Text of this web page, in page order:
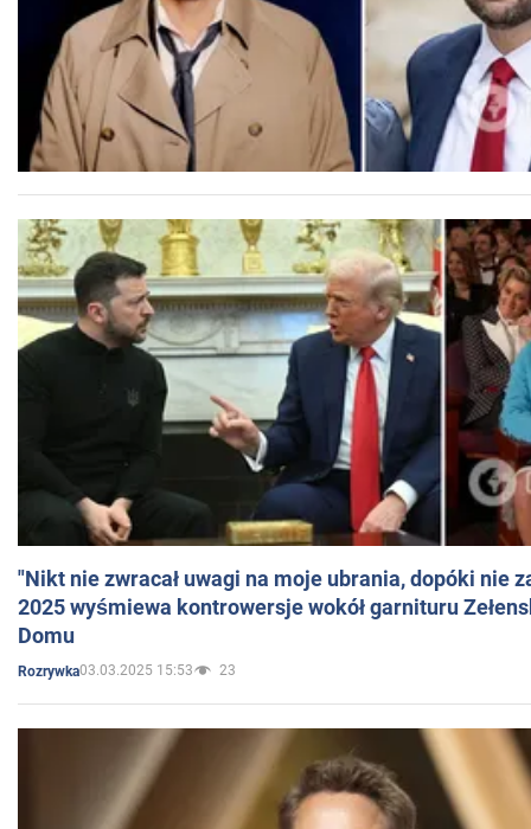
"Nikt nie zwracał uwagi na moje ubrania, dopóki nie
2025 wyśmiewa kontrowersje wokół garnituru
Domu
Rozrywka03.03.2025 15:53 23